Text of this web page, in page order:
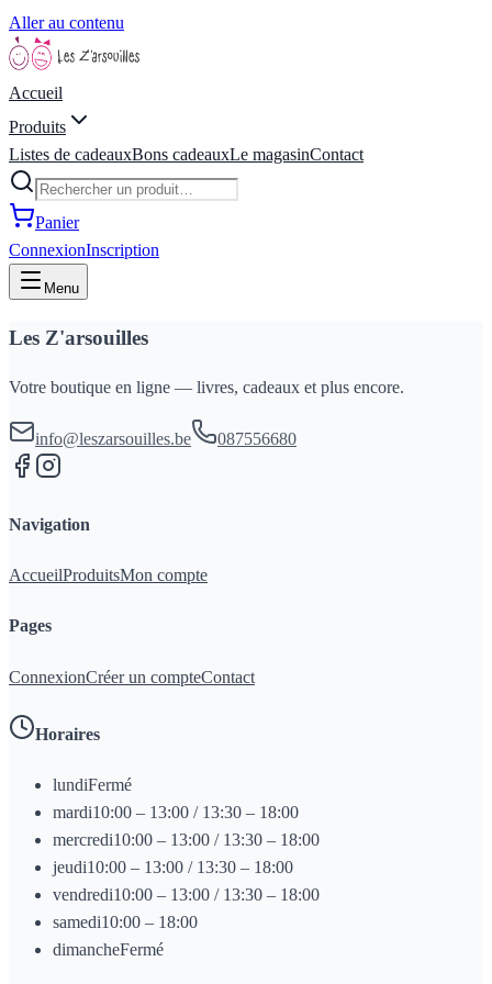
Aller au contenu
Accueil
Produits
Listes de cadeauxBons cadeauxLe magasinContact
Panier
ConnexionInscription
Menu
Les Z'arsouilles
Votre boutique en ligne — livres, cadeaux et plus encore.
info@leszarsouilles.be 087556680
Navigation
AccueilProduitsMon compte
Pages
ConnexionCréer un compteContact
Horaires
lundiFermé
mardi10:00 – 13:00 / 13:30 – 18:00
mercredi10:00 – 13:00 / 13:30 – 18:00
jeudi10:00 – 13:00 / 13:30 – 18:00
vendredi10:00 – 13:00 / 13:30 – 18:00
samedi10:00 – 18:00
dimancheFermé